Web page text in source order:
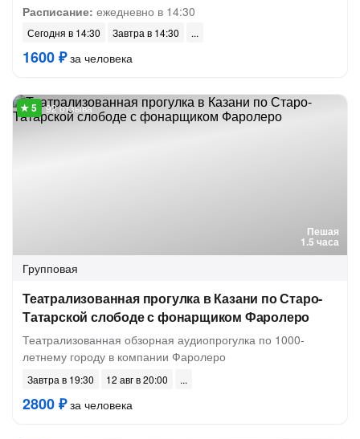
Расписание: ежедневно в 14:30
Сегодня в 14:30 Завтра в 14:30
1600 ₽за человека
Пешая
1.5 часа
92 отзыва
Групповая
Театрализованная прогулка в Казани по Старо-
Татарской слободе с фонарщиком Фаролеро
Театрализованная обзорная аудиопрогулка по 1000-
летнему городу в компании Фаролеро
Завтра в 19:30 12 авг в 20:00
2800 ₽за человека